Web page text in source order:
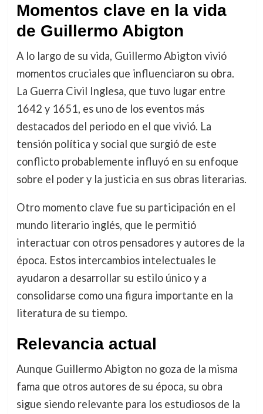
Momentos clave en la vida
de Guillermo Abigton
A lo largo de su vida, Guillermo Abigton vivió
momentos cruciales que influenciaron su obra.
La Guerra Civil Inglesa, que tuvo lugar entre
1642 y 1651, es uno de los eventos más
destacados del periodo en el que vivió. La
tensión política y social que surgió de este
conflicto probablemente influyó en su enfoque
sobre el poder y la justicia en sus obras literarias.
Otro momento clave fue su participación en el
mundo literario inglés, que le permitió
interactuar con otros pensadores y autores de la
época. Estos intercambios intelectuales le
ayudaron a desarrollar su estilo único y a
consolidarse como una figura importante en la
literatura de su tiempo.
Relevancia actual
Aunque Guillermo Abigton no goza de la misma
fama que otros autores de su época, su obra
sigue siendo relevante para los estudiosos de la